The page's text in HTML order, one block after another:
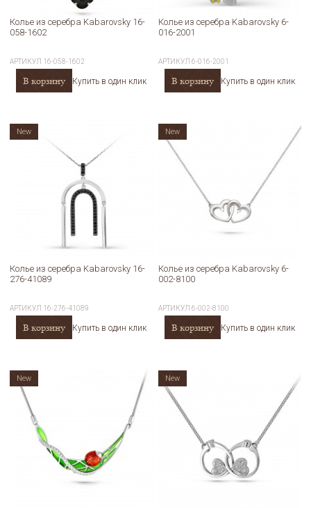
Колье из серебра Kabarovsky 16-
058-1602
АРТИКУЛ 16-058-1602
В корзину Купить в один клик
Колье из серебра Kabarovsky 6-
016-2001
АРТИКУЛ6-016-2001
В корзину Купить в один клик
Колье из серебра Kabarovsky 16-
276-41089
АРТИКУЛ 16-276-41089
В корзину Купить в один клик
New
Колье из серебра Kabarovsky 6-
002-8100
АРТИКУЛ6-002-8100
В корзину Купить в один клик
New
New New